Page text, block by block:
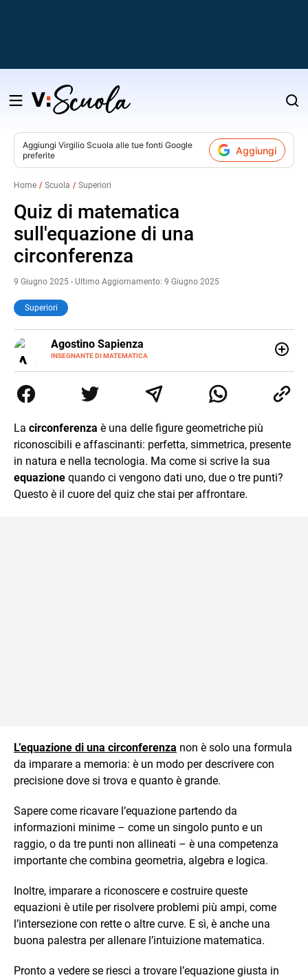
Salta
contenuto
Aggiungi Virgilio Scuola alle tue fonti Google
preferite
Aggiungi
Home Scuola Superiori
Quiz di matematica
sull'equazione di una
circonferenza
9 Giugno 2025 - Ultimo Aggiornamento: 9 Giugno 2025
Superiori
Agostino Sapienza
INSEGNANTE DI MATEMATICA
E-
MAIL
LINKEDIN
Tommaso Gulli. Ho conseguito la laurea triennale in
Relazioni Internazionali a Messina e in Economia
commercialisti sono stato chiamato per una supplenza
covid nella classe di insegnamento A47. Ho poi
conseguito l'abilitazione a Trieste nel sostegno e sono
entrato di ruolo nel 2023
La circonferenza è una delle figure geometriche più
riconoscibili e affascinanti: perfetta, simmetrica, presente
in natura e nella tecnologia. Ma come si scrive la sua
equazione quando ci vengono dati uno, due o tre punti?
Questo è il cuore del quiz che stai per affrontare.
L’equazione di una circonferenza non è solo una formula
da imparare a memoria: è un modo per descrivere con
precisione dove si trova e quanto è grande.
Sapere come ricavare l’equazione partendo da
informazioni minime – come un singolo punto e un
raggio, o da tre punti non allineati – è una competenza
importante che combina geometria, algebra e logica.
Inoltre, imparare a riconoscere e costruire queste
equazioni è utile per risolvere problemi più ampi, come
l’intersezione con rette o altre curve. E sì, è anche una
buona palestra per allenare l’intuizione matematica.
Pronto a vedere se riesci a trovare l’equazione giusta in